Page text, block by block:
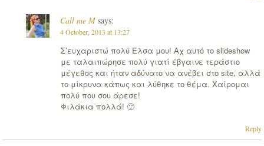
Call me M says:
4 October, 2013 at 13:27
Σ’ευχαριστώ πολύ Έλσα μου! Αχ αυτό το slideshow
με ταλαιπώρησε πολύ γιατί έβγαινε τεράστιο
μέγεθος και ήταν αδύνατο να ανέβει στο site, αλλά
το μίκρυνα κάπως και λύθηκε το θέμα. Χαίρομαι
πολύ που σου άρεσε!
Φιλάκια πολλά! 🙂
Reply